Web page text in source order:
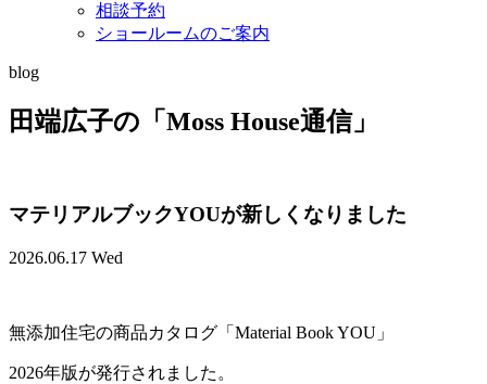
相談予約
ショールームのご案内
blog
田端広子の「Moss House通信」
マテリアルブックYOUが新しくなりました
2026.06.17 Wed
無添加住宅の商品カタログ「Material Book YOU」
2026年版が発行されました。